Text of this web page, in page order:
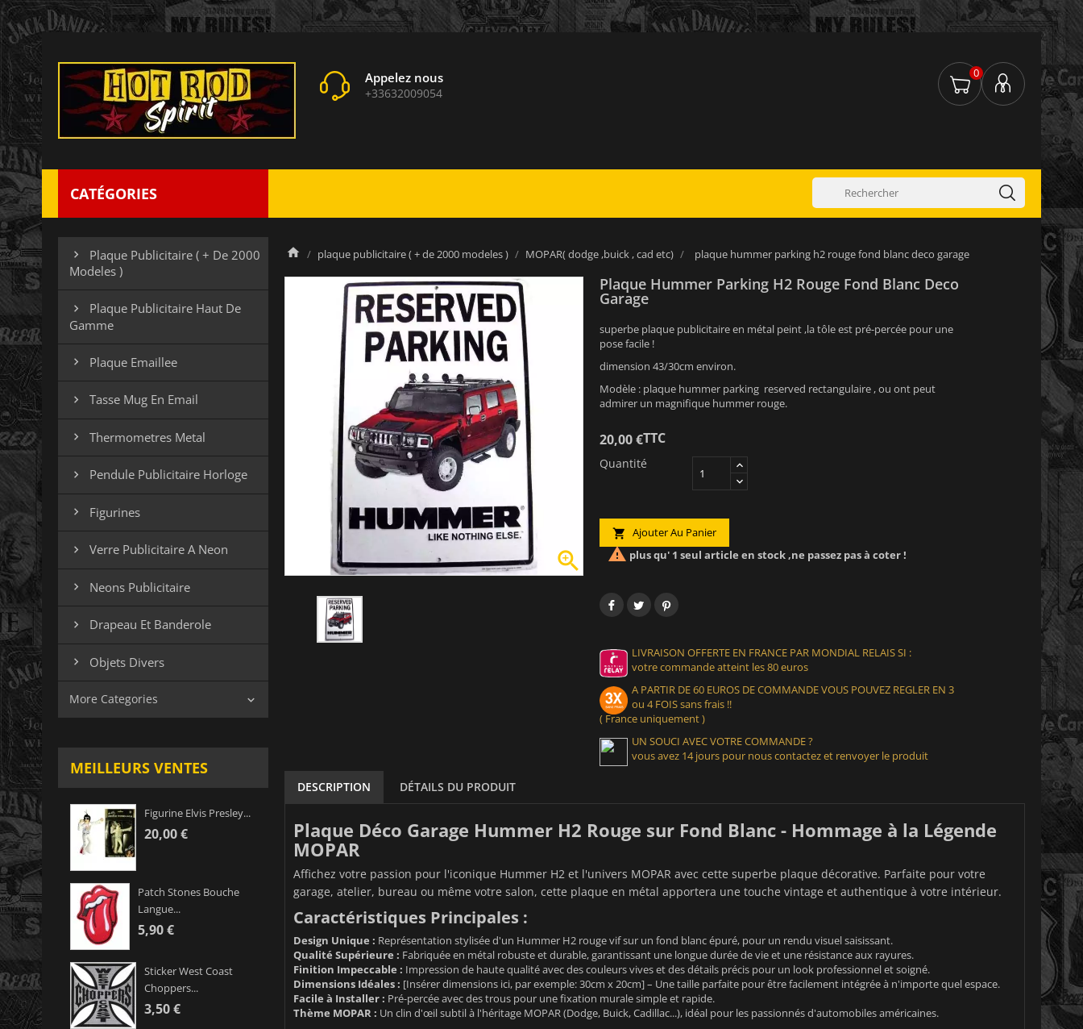
Appelez nous
+33632009054
0
CATÉGORIES

Plaque Publicitaire ( + De 2000
Modeles )

Plaque Publicitaire Haut De
Gamme
 Plaque Emaillee
 Tasse Mug En Email
 Thermometres Metal
 Pendule Publicitaire Horloge
 Figurines
 Verre Publicitaire A Neon
 Neons Publicitaire
 Drapeau Et Banderole
 Objets Divers
More Categories 
MEILLEURS VENTES
Figurine Elvis Presley...
20,00 €
Patch Stones Bouche
Langue...
5,90 €
Sticker West Coast
Choppers...
3,50 €
plaque publicitaire ( + de 2000 modeles ) MOPAR( dodge ,buick , cad etc) plaque hummer parking h2 rouge fond blanc deco garage

Plaque Hummer Parking H2 Rouge Fond Blanc Deco
Garage
superbe plaque publicitaire en métal peint ,la tôle est pré-percée pour une
pose facile !
dimension 43/30cm environ.
Modèle : plaque hummer parking reserved rectangulaire , ou ont peut
admirer un magnifique hummer rouge.
20,00 €TTC
Quantité
 Ajouter Au Panier
 plus qu' 1 seul article en stock ,ne passez pas à coter !
LIVRAISON OFFERTE EN FRANCE PAR MONDIAL RELAIS SI :
votre commande atteint les 80 euros
A PARTIR DE 60 EUROS DE COMMANDE VOUS POUVEZ REGLER EN 3
ou 4 FOIS sans frais !!
( France uniquement )
UN SOUCI AVEC VOTRE COMMANDE ?
vous avez 14 jours pour nous contactez et renvoyer le produit
DESCRIPTION DÉTAILS DU PRODUIT
Plaque Déco Garage Hummer H2 Rouge sur Fond Blanc - Hommage à la Légende
MOPAR
Affichez votre passion pour l'iconique Hummer H2 et l'univers MOPAR avec cette superbe plaque décorative. Parfaite pour votre
garage, atelier, bureau ou même votre salon, cette plaque en métal apportera une touche vintage et authentique à votre intérieur.
Caractéristiques Principales :
Design Unique : Représentation stylisée d'un Hummer H2 rouge vif sur un fond blanc épuré, pour un rendu visuel saisissant.
Qualité Supérieure : Fabriquée en métal robuste et durable, garantissant une longue durée de vie et une résistance aux rayures.
Finition Impeccable : Impression de haute qualité avec des couleurs vives et des détails précis pour un look professionnel et soigné.
Dimensions Idéales : [Insérer dimensions ici, par exemple: 30cm x 20cm] – Une taille parfaite pour être facilement intégrée à n'importe quel espace.
Facile à Installer : Pré-percée avec des trous pour une fixation murale simple et rapide.
Thème MOPAR : Un clin d'œil subtil à l'héritage MOPAR (Dodge, Buick, Cadillac...), idéal pour les passionnés d'automobiles américaines.